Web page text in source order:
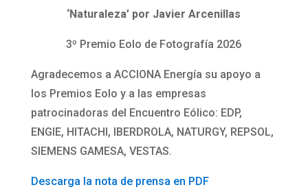
‘Naturaleza’ por Javier Arcenillas
3º Premio Eolo de Fotografía 2026
Agradecemos a ACCIONA Energía su apoyo a
los Premios Eolo y a las empresas
patrocinadoras del Encuentro Eólico: EDP,
ENGIE, HITACHI, IBERDROLA, NATURGY, REPSOL,
SIEMENS GAMESA, VESTAS.
Descarga la nota de prensa en PDF